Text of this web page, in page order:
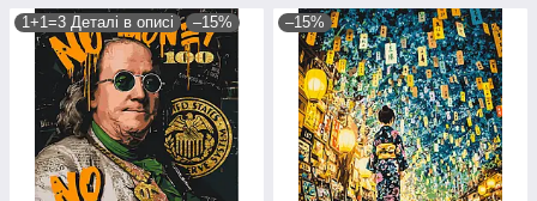
1+1=3 Деталі в описі –15% –15%